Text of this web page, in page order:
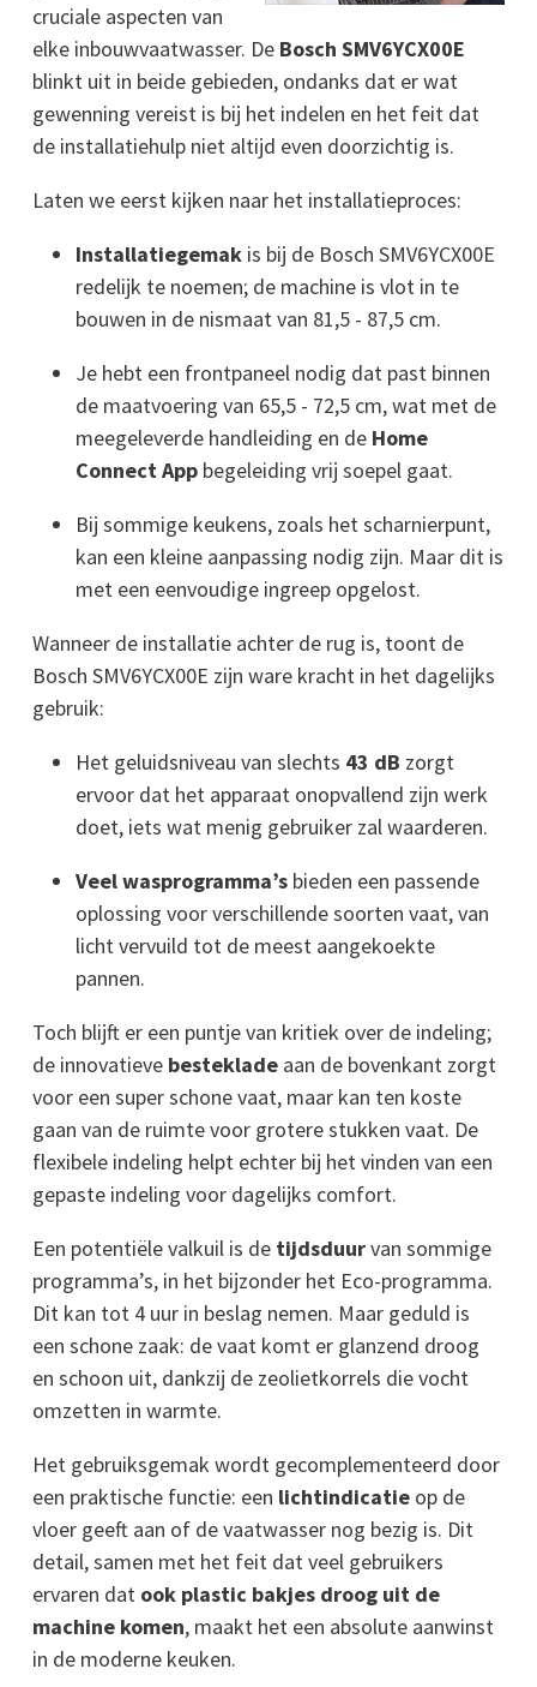
cruciale aspecten van
elke inbouwvaatwasser. De Bosch SMV6YCX00E
blinkt uit in beide gebieden, ondanks dat er wat
gewenning vereist is bij het indelen en het feit dat
de installatiehulp niet altijd even doorzichtig is.
Laten we eerst kijken naar het installatieproces:
Installatiegemak is bij de Bosch SMV6YCX00E
redelijk te noemen; de machine is vlot in te
bouwen in de nismaat van 81,5 - 87,5 cm.
Je hebt een frontpaneel nodig dat past binnen
de maatvoering van 65,5 - 72,5 cm, wat met de
meegeleverde handleiding en de Home
Connect App begeleiding vrij soepel gaat.
Bij sommige keukens, zoals het scharnierpunt,
kan een kleine aanpassing nodig zijn. Maar dit is
met een eenvoudige ingreep opgelost.
Wanneer de installatie achter de rug is, toont de
Bosch SMV6YCX00E zijn ware kracht in het dagelijks
gebruik:
Het geluidsniveau van slechts 43 dB zorgt
ervoor dat het apparaat onopvallend zijn werk
doet, iets wat menig gebruiker zal waarderen.
Veel wasprogramma’s bieden een passende
oplossing voor verschillende soorten vaat, van
licht vervuild tot de meest aangekoekte
pannen.
Toch blijft er een puntje van kritiek over de indeling;
de innovatieve besteklade aan de bovenkant zorgt
voor een super schone vaat, maar kan ten koste
gaan van de ruimte voor grotere stukken vaat. De
flexibele indeling helpt echter bij het vinden van een
gepaste indeling voor dagelijks comfort.
Een potentiële valkuil is de tijdsduurvan sommige
programma’s, in het bijzonder het Eco-programma.
Dit kan tot 4 uur in beslag nemen. Maar geduld is
een schone zaak: de vaat komt er glanzend droog
en schoon uit, dankzij de zeolietkorrels die vocht
omzetten in warmte.
Het gebruiksgemak wordt gecomplementeerd door
een praktische functie: een lichtindicatie op de
vloer geeft aan of de vaatwasser nog bezig is. Dit
detail, samen met het feit dat veel gebruikers
ervaren dat ook plastic bakjes droog uit de
machine komen, maakt het een absolute aanwinst
in de moderne keuken.